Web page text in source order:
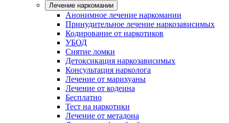
Лечение наркомании
Анонимное лечение наркомании
Принудительное лечение наркозависимых
Кодирование от наркотиков
УБОД
Снятие ломки
Детоксикация наркозависимых
Консультация нарколога
Лечение от марихуаны
Лечение от кодеина
Бесплатно
Тест на наркотики
Лечение от метадона